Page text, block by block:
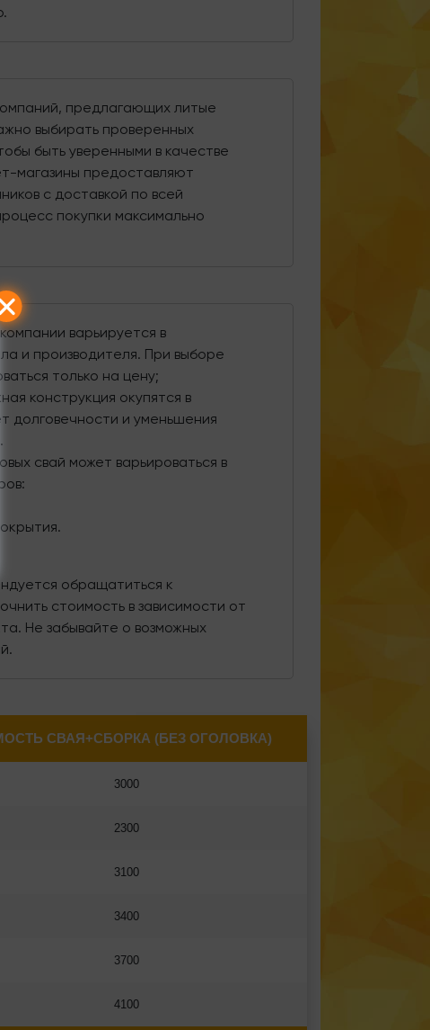
предлагающих литые
выбирать проверенных
быть уверенными в качестве
магазины предоставляют
с доставкой по всей
покупки максимально
варьируется в
и производителя. При выборе
только на цену;
конструкция окупятся в
долговечности и уменьшения
свай может варьироваться в
обращатиться к
стоимость в зависимости от
Не забывайте о возможных
СВАЯ+СБОРКА (БЕЗ ОГОЛОВКА)
3000
2300
3100
3400
3700
4100